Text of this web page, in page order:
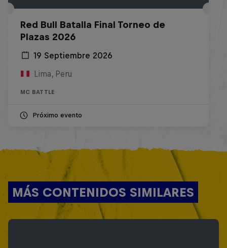
Red Bull Batalla Final Torneo de
Plazas 2026
19 Septiembre 2026
Lima, Peru
MC BATTLE
Próximo evento
MÁS CONTENIDOS SIMILARES